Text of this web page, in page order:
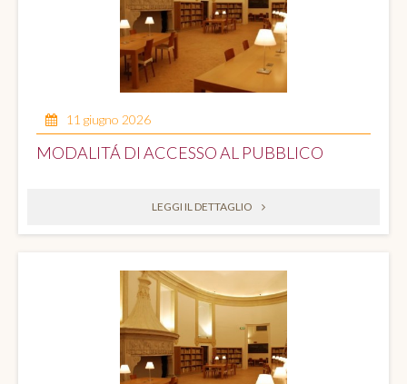
11 giugno 2026
MODALITÁ DI ACCESSO AL PUBBLICO
LEGGI IL DETTAGLIO